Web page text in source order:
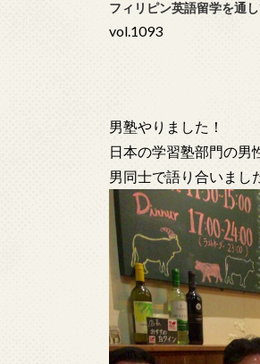
フィリピン英語留学を通
vol.1093
男塾やりました！
日本の学習塾部門の男
男同士で語り合いまし